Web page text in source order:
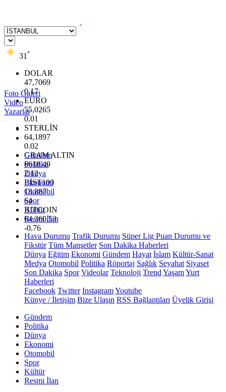
31 °
DOLAR
47,7069
0.17
EURO
55,0265
0.01
STERLİN
64,1897
0.02
GRAM ALTIN
6618.49
2.12
BİST100
13.887
64
BITCOIN
64.360,53
-0.76
Foto Galeri
Video
Yazarlar
Gündem
Politika
Dünya
Ekonomi
Otomobil
Spor
Kültür
Resmi İlan
Hava Durumu Trafik Durumu Süper Lig Puan Durumu ve
Fikstür Tüm Manşetler Son Dakika Haberleri
Dünya Eğitim Ekonomi Gündem Hayat İslam Kültür-Sanat
Medya Otomobil Politika Röportaj Sağlık Seyahat Siyaset
Son Dakika Spor Videolar Teknoloji Trend YaşamYurt
Haberleri
Facebook Twitter InstagramYoutube
Künye / İletişim Bize Ulaşın RSS Bağlantıları Üyelik Girişi
Gündem
Politika
Dünya
Ekonomi
Otomobil
Spor
Kültür
Resmi İlan